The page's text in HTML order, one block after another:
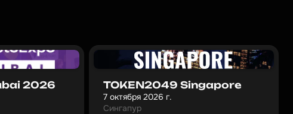
2026 TOKEN2049 Singapore
7 октября 2026 г.
Сингапур